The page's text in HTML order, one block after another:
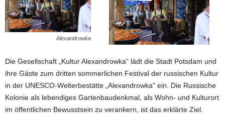
Alexandrowka
Die Gesellschaft „Kultur Alexandrowka“ lädt die Stadt Potsdam und
ihre Gäste zum dritten sommerlichen Festival der russischen Kultur
in der UNESCO-Welterbestätte „Alexandrowka“ ein. Die Russische
Kolonie als lebendiges Gartenbaudenkmal, als Wohn- und Kulturort
im öffentlichen Bewusstsein zu verankern, ist das erklärte Ziel.